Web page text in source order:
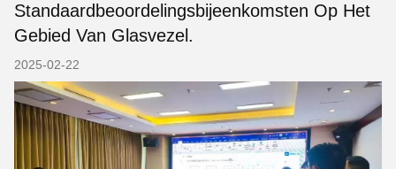
Standaardbeoordelingsbijeenkomsten Op Het
Gebied Van Glasvezel.
2025-02-22